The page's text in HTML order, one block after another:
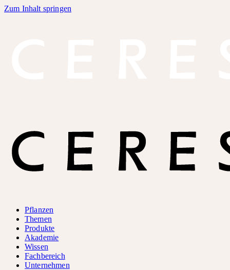
Zum Inhalt springen
Pflanzen
Themen
Produkte
Akademie
Wissen
Fachbereich
Unternehmen